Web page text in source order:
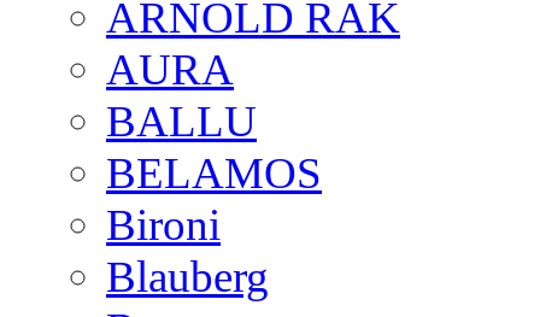
ARNOLD RAK
AURA
BALLU
BELAMOS
Bironi
Blauberg